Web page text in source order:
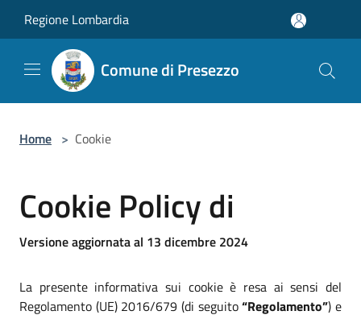
Regione Lombardia
Comune di Presezzo
Home > Cookie
Cookie Policy di
Versione aggiornata al 13 dicembre 2024
La presente informativa sui cookie è resa ai sensi del
Regolamento (UE) 2016/679 (di seguito“Regolamento”) e